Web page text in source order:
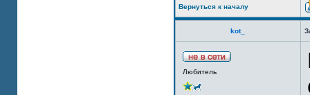
Вернуться к началу
kot_
Любитель